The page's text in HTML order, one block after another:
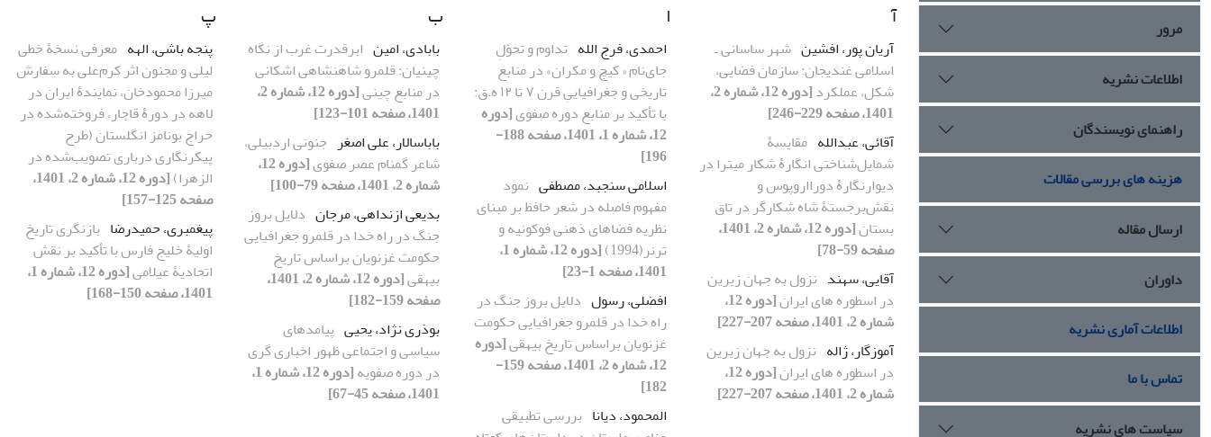
مرور
اطلاعات نشریه
راهنمای نویسندگان
هزینه های بررسی مقالات
ارسال مقاله
داوران
اطلاعات آماری نشریه
تماس با ما
سیاست های نشریه
آ
آریان پور، افشین شهر ساسانی ـ
اسلامی غندیجان: سازمان فضایی،
شکل، عملکرد
[دوره 12، شماره 2،
1401، صفحه 229-246]
آقائی، عبدالله مقایسۀ
شمایل‌شناختی انگارۀ شکار میترا در
دیوارنگارۀ دورااروپوس و
نقش‌برجستۀ شاه شکارگر در تاق
بستان
[دوره 12، شماره 2، 1401،
صفحه 59-78]
آقایی، سهند نزول به جهان زیرین
در اسطوره های ایران
[دوره 12،
شماره 2، 1401، صفحه 207-227]
آموزگار، ژاله نزول به جهان زیرین
در اسطوره های ایران
[دوره 12،
شماره 2، 1401، صفحه 207-227]
ا
احمدی، فرج الله تداوم و تحوّلِ
جای‌نام « کیچ و مکران» در منابع
تاریخی و جغرافیاییِ قرن ۷ تا ۱۲ ه.ق:
با تأکید بر منابع دوره صفوی[دوره
12، شماره 1، 1401، صفحه 188-
196]
اسلامی سنجبد، مصطفی نمود
مفهوم فاصله در شعر حافظ بر مبنای
نظریه فضاهای ذهنی فوکونیه و
ترنر(1994)
[دوره 12، شماره 1،
1401، صفحه 1-23]
افضلی، رسول دلایل بروز جنگ در
راه خدا در قلمرو جغرافیایی حکومت
غزنویان براساس تاریخ بیهقی[دوره
12، شماره 2، 1401، صفحه 159-
182]
المحمود، دیانا بررسی تطبیقی
ب
بابادی، امین ابرقدرت غرب از نگاه
چینیان: قلمرو شاهنشاهی اشکانی
در منابع چینی
[دوره 12، شماره 2،
1401، صفحه 101-123]
باباسالار، علی اصغر جنونی اردبیلی،
شاعر گمنام عصر صفوی
[دوره 12،
شماره 2، 1401، صفحه 79-100]
بدیعی ازنداهی، مرجان دلایل بروز
جنگ در راه خدا در قلمرو جغرافیایی
حکومت غزنویان براساس تاریخ
بیهقی
[دوره 12، شماره 2، 1401،
صفحه 159-182]
بوذری نژاد، یحیی پیامدهای
سیاسی و اجتماعی ظهور اخباری گری
در دوره صفویه
[دوره 12، شماره 1،
1401، صفحه 45-67]
پ
پنجه باشی، الهه معرفی نسخۀ خطی
لیلی و مجنون اثر کرم‌علی به سفارش
میرزا محمودخان، نمایندۀ ایران در
لاهه در دورۀ قاجار، فروخته‌شده در
حراج بونامز انگلستان (طرح
پیکرنگاری درباری تصویب‌شده در
الزهرا)
[دوره 12، شماره 2، 1401،
صفحه 125-157]
پیغمبری، حمیدرضا بازنگری تاریخ
اولیۀ خلیج فارس با تأکید بر نقش
اتحادیۀ عیلامی
[دوره 12، شماره 1،
1401، صفحه 150-168]